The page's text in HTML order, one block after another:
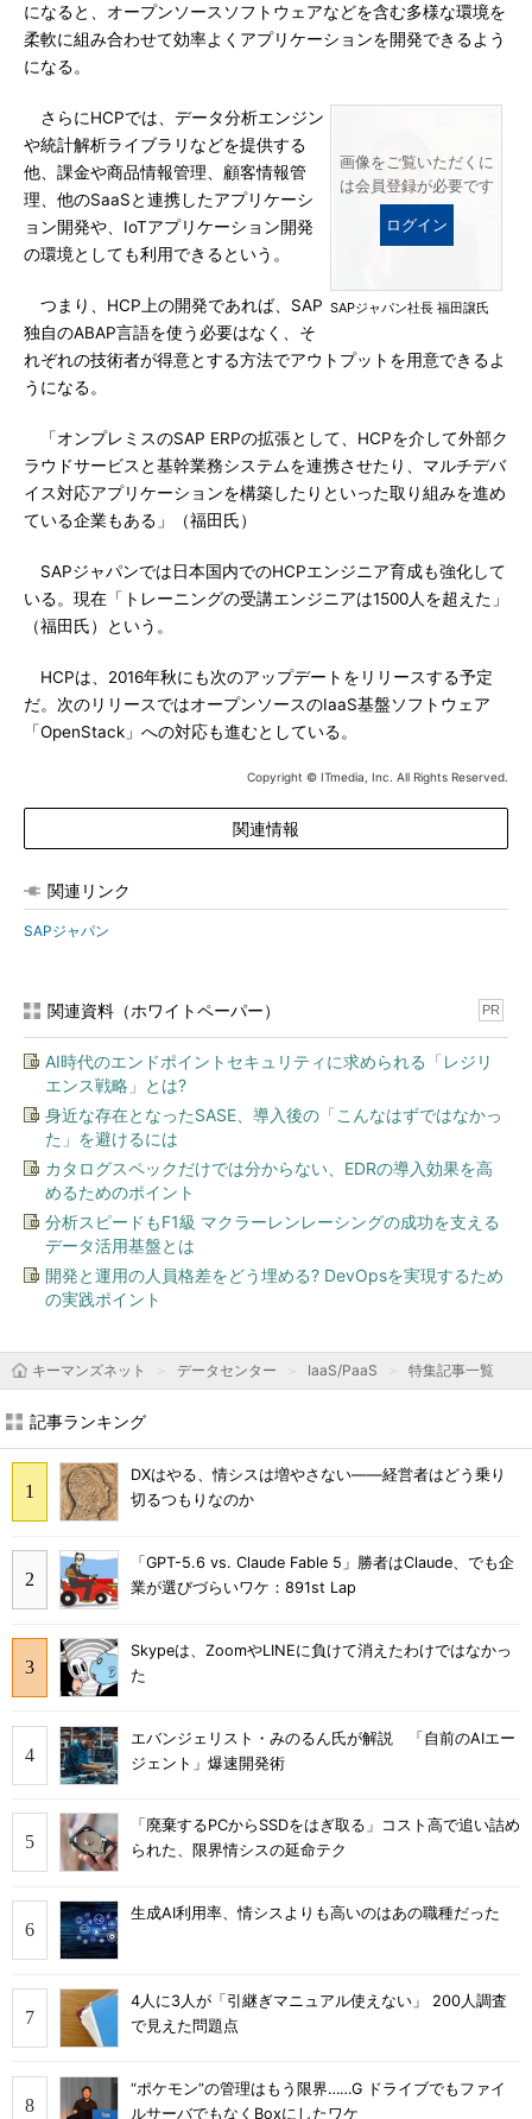
になると、オープンソースソフトウェアなどを含む多様な環境を
柔軟に組み合わせて効率よくアプリケーションを開発できるよう
になる。
画像をご覧いただくに
は会員登録が必要です
ログイン
SAPジャパン社長 福田譲氏
さらにHCPでは、データ分析エンジン
や統計解析ライブラリなどを提供する
他、課金や商品情報管理、顧客情報管
理、他のSaaSと連携したアプリケーシ
ョン開発や、IoTアプリケーション開発
の環境としても利用できるという。
つまり、HCP上の開発であれば、SAP
独自のABAP言語を使う必要はなく、そ
れぞれの技術者が得意とする方法でアウトプットを用意できるよ
うになる。
「オンプレミスのSAP ERPの拡張として、HCPを介して外部ク
ラウドサービスと基幹業務システムを連携させたり、マルチデバ
イス対応アプリケーションを構築したりといった取り組みを進め
ている企業もある」（福田氏）
SAPジャパンでは日本国内でのHCPエンジニア育成も強化して
いる。現在「トレーニングの受講エンジニアは1500人を超えた」
（福田氏）という。
HCPは、2016年秋にも次のアップデートをリリースする予定
だ。次のリリースではオープンソースのIaaS基盤ソフトウェア
「OpenStack」への対応も進むとしている。
Copyright © ITmedia, Inc. All Rights Reserved.
関連情報
関連リンク
SAPジャパン
関連資料（ホワイトペーパー） PR
AI時代のエンドポイントセキュリティに求められる「レジリ
エンス戦略」とは?
身近な存在となったSASE、導入後の「こんなはずではなかっ
た」を避けるには
カタログスペックだけでは分からない、EDRの導入効果を高
めるためのポイント
分析スピードもF1級 マクラーレンレーシングの成功を支える
データ活用基盤とは
開発と運用の人員格差をどう埋める? DevOpsを実現するため
の実践ポイント
キーマンズネット データセンター IaaS/PaaS 特集記事一覧
記事ランキング
DXはやる、情シスは増やさない――経営者はどう乗り
切るつもりなのか
「GPT-5.6 vs. Claude Fable 5」勝者はClaude、でも企
業が選びづらいワケ：891st Lap
Skypeは、ZoomやLINEに負けて消えたわけではなかっ
た
エバンジェリスト・みのるん氏が解説 「自前のAIエー
ジェント」爆速開発術
「廃棄するPCからSSDをはぎ取る」コスト高で追い詰め
られた、限界情シスの延命テク
生成AI利用率、情シスよりも高いのはあの職種だった
4人に3人が「引継ぎマニュアル使えない」 200人調査
で見えた問題点
“ポケモン”の管理はもう限界……G ドライブでもファイ
ルサーバでもなくBoxにしたワケ